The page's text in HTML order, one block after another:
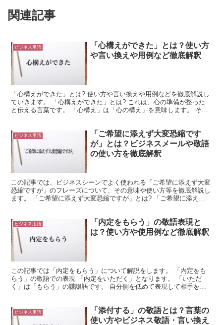
関連記事
ビジネス用語
「心構えができた」とは？使い方
や言い換えや用例など徹底解釈
「心構えができた」とは? 使い方や言い換えや用例などを徹底解説し
ていきます。 「心構えができた」とは? これは、心の準備が整った
と伝える言葉です。 「心構え」は「心の構え」を意味します。 そし
ビジネス用語
「ご希望に添えず大変恐縮です
が」とは？ビジネスメールや敬語
の使い方を徹底解釈
この記事では、ビジネスシーンでよく使われる「ご希望に添えず大変
恐縮ですが」のフレーズについて、その意味や使い方等を徹底解説し
ます。 「ご希望に添えず大変恐縮ですが」とは? 「ご希望に添えず
ビジネス用語
「内定をもらう」の敬語表現と
は？使い方や使用例など徹底解釈
この記事では「内定をもらう」について解説をします。 「内定をも
らう」の敬語での表現 「内定をいただく」となります。 「いただ
く」は「もらう」の謙譲語です。 自分側を低めて表現して相手を敬
ビジネス用語
「添付する」の敬語とは？言葉の
使い方やビジネス敬語・言い換え